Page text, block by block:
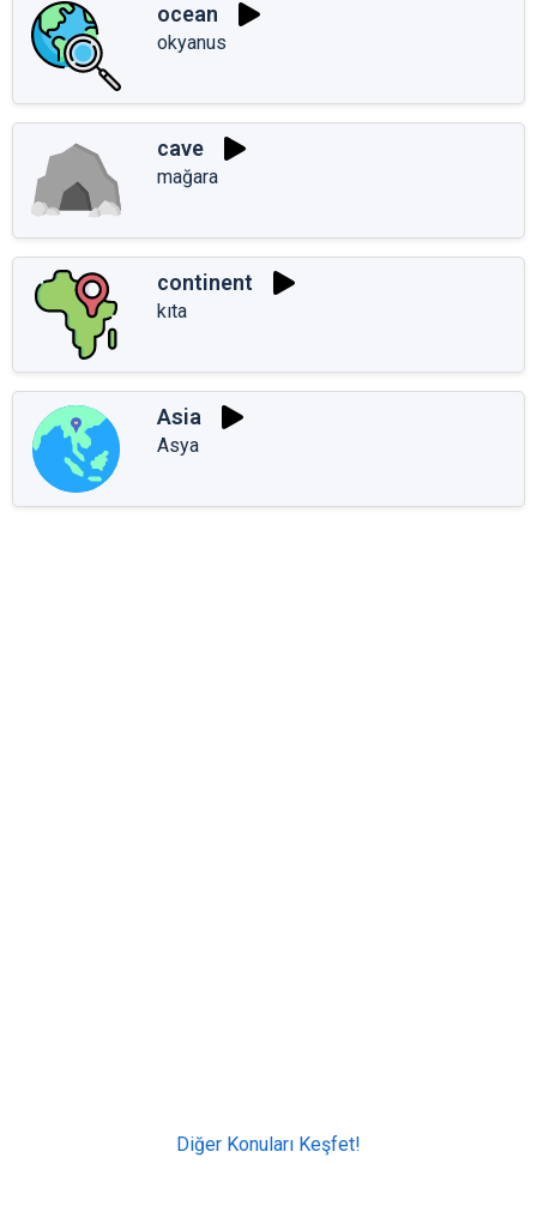
ocean
okyanus
cave
mağara
continent
kıta
Asia
Asya
Diğer Konuları Keşfet!